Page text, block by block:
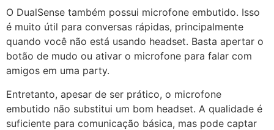
O DualSense também possui microfone embutido. Isso
é muito útil para conversas rápidas, principalmente
quando você não está usando headset. Basta apertar o
botão de mudo ou ativar o microfone para falar com
amigos em uma party.
Entretanto, apesar de ser prático, o microfone
embutido não substitui um bom headset. A qualidade é
suficiente para comunicação básica, mas pode captar